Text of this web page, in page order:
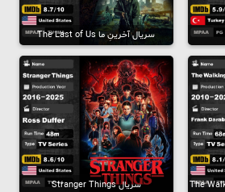
سریال آخرینِ ما The Last of Us
سریال Stranger Things